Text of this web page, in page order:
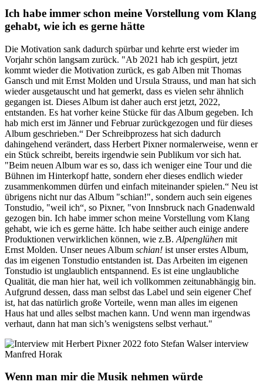
Ich habe immer schon meine Vorstellung vom Klang
gehabt, wie ich es gerne hätte
Die Motivation sank dadurch spürbar und kehrte erst wieder im
Vorjahr schön langsam zurück. "Ab 2021 hab ich gespürt, jetzt
kommt wieder die Motivation zurück, es gab Alben mit Thomas
Gansch und mit Ernst Molden und Ursula Strauss, und man hat sich
wieder ausgetauscht und hat gemerkt, dass es vielen sehr ähnlich
gegangen ist. Dieses Album ist daher auch erst jetzt, 2022,
entstanden. Es hat vorher keine Stücke für das Album gegeben. Ich
hab mich erst im Jänner und Februar zurückgezogen und für dieses
Album geschrieben.“ Der Schreibprozess hat sich dadurch
dahingehend verändert, dass Herbert Pixner normalerweise, wenn er
ein Stück schreibt, bereits irgendwie sein Publikum vor sich hat.
"Beim neuen Album war es so, dass ich weniger eine Tour und die
Bühnen im Hinterkopf hatte, sondern eher dieses endlich wieder
zusammenkommen dürfen und einfach miteinander spielen.“ Neu ist
übrigens nicht nur das Album "schian!", sondern auch sein eigenes
Tonstudio, "weil ich“, so Pixner, "von Innsbruck nach Gnadenwald
gezogen bin. Ich habe immer schon meine Vorstellung vom Klang
gehabt, wie ich es gerne hätte. Ich habe seither auch einige andere
Produktionen verwirklichen können, wie z.B. Alpenglühen mit
Ernst Molden. Unser neues Album schian! ist unser erstes Album,
das im eigenen Tonstudio entstanden ist. Das Arbeiten im eigenen
Tonstudio ist unglaublich entspannend. Es ist eine unglaubliche
Qualität, die man hier hat, weil ich vollkommen zeitunabhängig bin.
Aufgrund dessen, dass man selbst das Label und sein eigener Chef
ist, hat das natürlich große Vorteile, wenn man alles im eigenen
Haus hat und alles selbst machen kann. Und wenn man irgendwas
verhaut, dann hat man sich’s wenigstens selbst verhaut."
Wenn man mir die Musik nehmen würde